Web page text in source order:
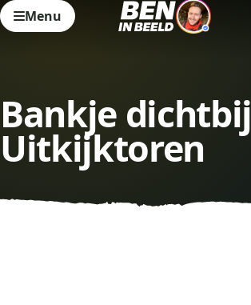
Menu
Bankje dichtbij
Uitkijktoren